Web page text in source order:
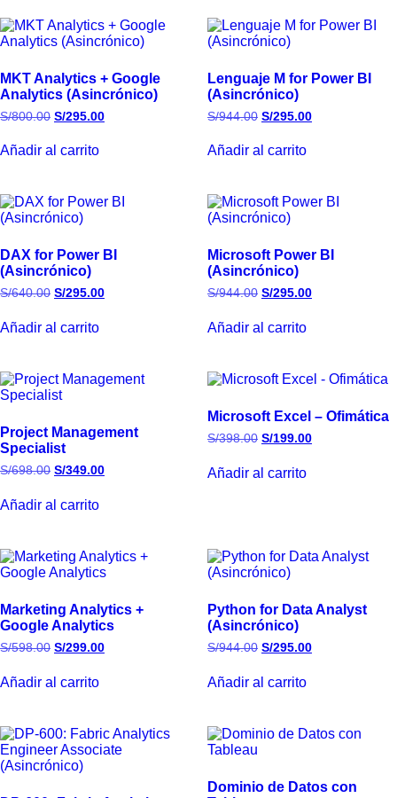
MKT Analytics + Google
Analytics (Asincrónico)
S/800.00 S/295.00
Añadir al carrito
Lenguaje M for Power BI
(Asincrónico)
S/944.00 S/295.00
Añadir al carrito
DAX for Power BI
(Asincrónico)
S/640.00 S/295.00
Añadir al carrito
Microsoft Power BI
(Asincrónico)
S/944.00 S/295.00
Añadir al carrito
Project Management
Specialist
S/698.00 S/349.00
Añadir al carrito
Microsoft Excel – Ofimática
S/398.00 S/199.00
Añadir al carrito
Marketing Analytics +
Google Analytics
S/598.00 S/299.00
Añadir al carrito
Python for Data Analyst
(Asincrónico)
S/944.00 S/295.00
Añadir al carrito
Dominio de Datos con